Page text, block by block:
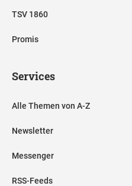
TSV 1860
Promis
Services
Alle Themen von A-Z
Newsletter
Messenger
RSS-Feeds